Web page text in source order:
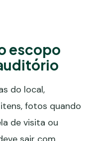
escopo
do local,
fotos quando
de visita ou